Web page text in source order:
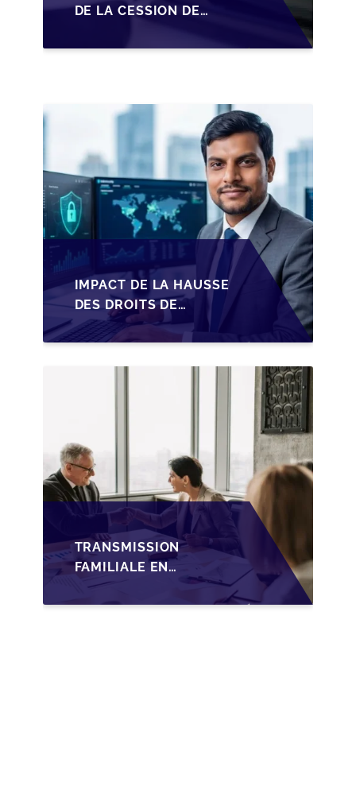
DE LA CESSION DE
LES DIRIGEANTS DE
IMPACT DE LA HAUSSE
DES DROITS DE
SUCCESSION EN
WALLONIE SUR LA
TRANSMISSION
TRANSMISSION
FAMILIALE EN
WALLONIE :
NOUVELLES